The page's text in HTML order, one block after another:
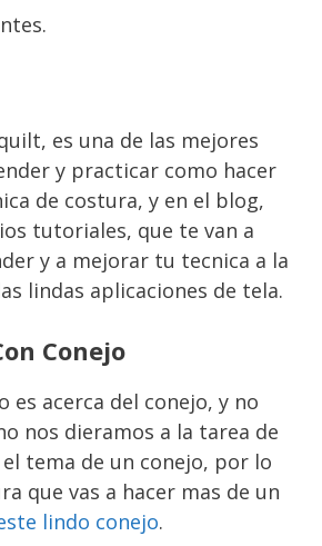
es una de las mejores
y practicar como hacer
de costura, y en el blog,
tutoriales, que te van a
y a mejorar tu tecnica a la
lindas aplicaciones de tela.
Conejo
es acerca del conejo, y no
nos dieramos a la tarea de
tema de un conejo, por lo
que vas a hacer mas de un
lindo conejo.